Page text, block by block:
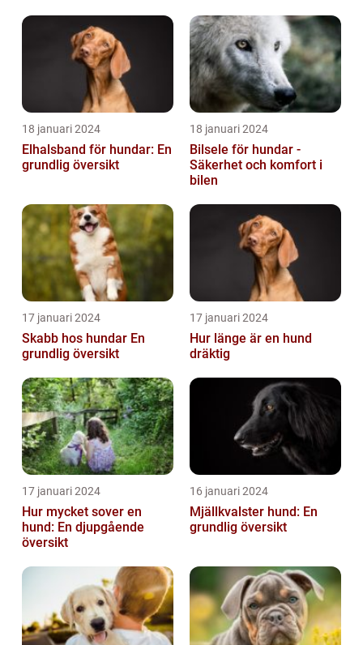
18 januari 2024
Elhalsband för hundar: En
grundlig översikt
18 januari 2024
Bilsele för hundar -
Säkerhet och komfort i
bilen
17 januari 2024
Skabb hos hundar En
grundlig översikt
17 januari 2024
Hur länge är en hund
dräktig
17 januari 2024
Hur mycket sover en
hund: En djupgående
översikt
16 januari 2024
Mjällkvalster hund: En
grundlig översikt